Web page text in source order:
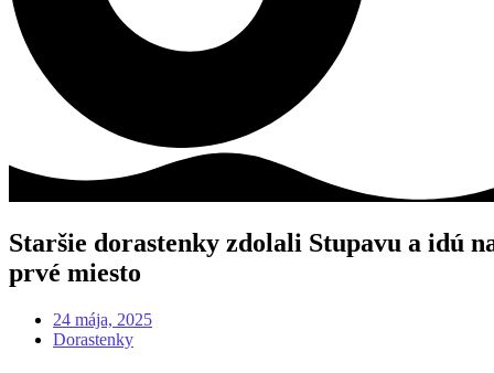
Staršie dorastenky zdolali Stupavu a idú
prvé miesto
24 mája, 2025
Dorastenky